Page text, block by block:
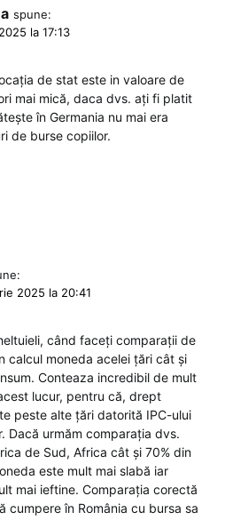
spune:
la 17:13
de stat este in valoare de
mai mică, daca dvs. ați fi platit
în Germania nu mai era
de burse copiilor.
2025 la 20:41
când faceți comparații de
calcul moneda acelei țări cât și
Conteaza incredibil de mult
lucur, pentru că, drept
peste alte țări datorită IPC-ului
Dacă urmăm comparația dvs.
de Sud, Africa cât și 70% din
este mult mai slabă iar
mai ieftine. Comparația corectă
cumpere în România cu bursa sa